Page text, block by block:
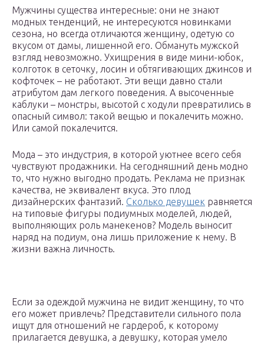
Мужчины существа интересные: они не знают
модных тенденций, не интересуются новинками
сезона, но всегда отличаются женщину, одетую со
вкусом от дамы, лишенной его. Обмануть мужской
взгляд невозможно. Ухищрения в виде мини-юбок,
колготок в сеточку, лосин и обтягивающих джинсов и
кофточек – не работают. Эти вещи давно стали
атрибутом дам легкого поведения. А высоченные
каблуки – монстры, высотой с ходули превратились в
опасный символ: такой вещью и покалечить можно.
Или самой покалечится.
Мода – это индустрия, в которой уютнее всего себя
чувствуют продажники. На сегодняшний день модно
то, что нужно выгодно продать. Реклама не признак
качества, не эквивалент вкуса. Это плод
дизайнерских фантазий. Сколько девушек равняется
на типовые фигуры подиумных моделей, людей,
выполняющих роль манекенов? Модель выносит
наряд на подиум, она лишь приложение к нему. В
жизни важна личность.
Если за одеждой мужчина не видит женщину, то что
его может привлечь? Представители сильного пола
ищут для отношений не гардероб, к которому
прилагается девушка, а девушку, которая умело